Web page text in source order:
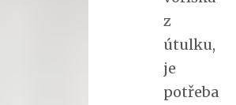
z
útulku,
je
potřeba